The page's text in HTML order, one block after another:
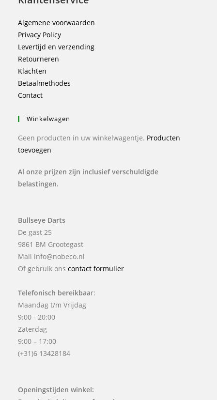
Algemene voorwaarden
Privacy Policy
Levertijd en verzending
Retourneren
Klachten
Betaalmethodes
Contact
Winkelwagen
Geen producten in uw winkelwagentje. Producten
toevoegen
Al onze prijzen zijn inclusief verschuldigde
belastingen.
Bullseye Darts
De gast 25
9861 BM Grootegast
Mail info@nobeco.nl
Of gebruik onscontact formulier
Telefonisch bereikbaar:
Maandag t/m Vrijdag
9:00 - 20:00
Zaterdag
9:00 – 17:00
(+31)6 13428184
Openingstijden winkel: